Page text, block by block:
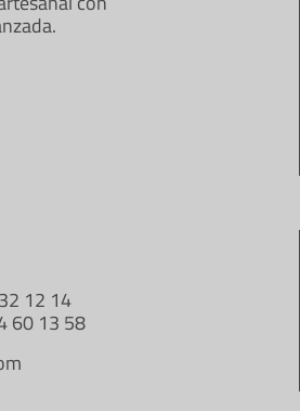
12 14
60 13 58